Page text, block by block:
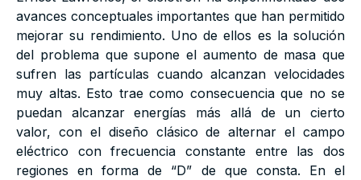
avances conceptuales importantes que han permitido
mejorar su rendimiento. Uno de ellos es la solución
del problema que supone el aumento de masa que
sufren las partículas cuando alcanzan velocidades
muy altas. Esto trae como consecuencia que no se
puedan alcanzar energías más allá de un cierto
valor, con el diseño clásico de alternar el campo
eléctrico con frecuencia constante entre las dos
regiones en forma de “D” de que consta. En el